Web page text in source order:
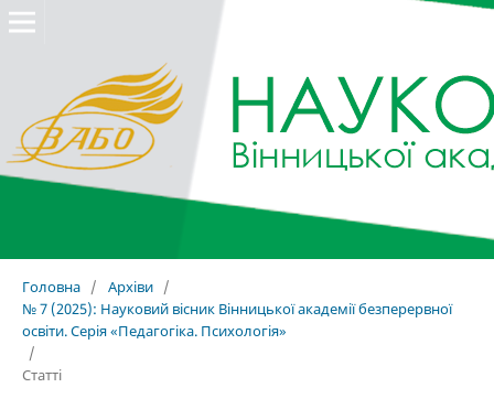
Головна / Архіви /
№ 7 (2025): Науковий вісник Вінницької академії безперервної
освіти. Серія «Педагогіка. Психологія»
/
Статті